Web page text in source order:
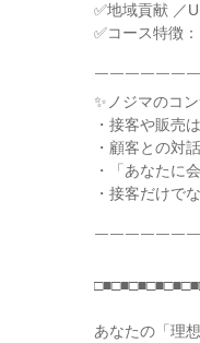
✅地域貢献 ／
✅コース特徴
￣￣￣￣￣￣
✨ノジマのコ
・接客や販売
・顧客との対
・「あなたに
・接客だけで
￣￣￣￣￣￣
あなたの「理